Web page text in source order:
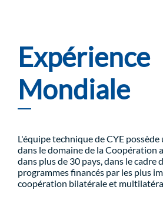
Expérience
Mondiale
L'équipe technique de CYE
dans le domaine de la Coopération
dans plus de 30 pays, dans le cadre
programmes financés par les plus
coopération bilatérale et